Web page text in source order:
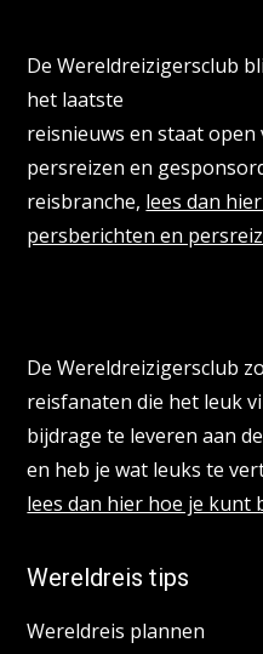
De Wereldreizigersclub
het laatste
reisnieuws en staat open
persreizen en
reisbranche, lees dan
persberichten en
De Wereldreizigersclub
reisfanaten die het leuk
bijdrage te leveren aan
en heb je wat leuks te
lees dan hier hoe je kunt
Wereldreis tips
Wereldreis plannen